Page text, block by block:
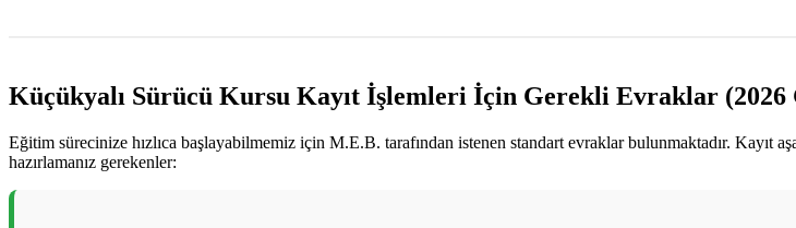
Küçükyalı Sürücü Kursu Kayıt İşlemleri İçin Gerekli Evraklar (2026
Eğitim sürecinize hızlıca başlayabilmemiz için M.E.B. tarafından istenen standart evraklar bulunmaktadır. Kayıt
hazırlamanız gerekenler: